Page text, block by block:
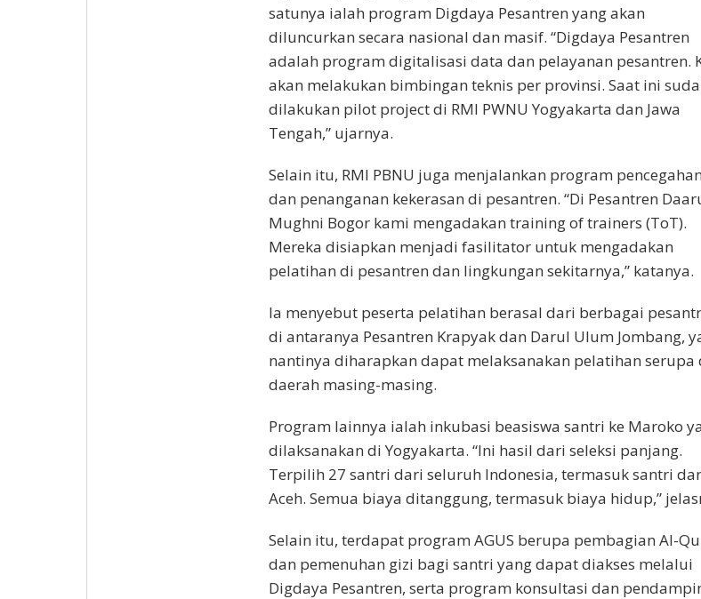
satunya ialah program Digdaya Pesantren yang akan
diluncurkan secara nasional dan masif. “Digdaya Pesantren
adalah program digitalisasi data dan pelayanan pesantren.
akan melakukan bimbingan teknis per provinsi. Saat ini
dilakukan pilot project di RMI PWNU Yogyakarta dan Jawa
Tengah,” ujarnya.
Selain itu, RMI PBNU juga menjalankan program pencegahan
dan penanganan kekerasan di pesantren. “Di Pesantren
Mughni Bogor kami mengadakan training of trainers (ToT).
Mereka disiapkan menjadi fasilitator untuk mengadakan
pelatihan di pesantren dan lingkungan sekitarnya,” katanya.
Ia menyebut peserta pelatihan berasal dari berbagai
di antaranya Pesantren Krapyak dan Darul Ulum Jombang,
nantinya diharapkan dapat melaksanakan pelatihan serupa
daerah masing-masing.
Program lainnya ialah inkubasi beasiswa santri ke Maroko
dilaksanakan di Yogyakarta. “Ini hasil dari seleksi panjang.
Terpilih 27 santri dari seluruh Indonesia, termasuk santri
Aceh. Semua biaya ditanggung, termasuk biaya hidup,”
Selain itu, terdapat program AGUS berupa pembagian Al-
dan pemenuhan gizi bagi santri yang dapat diakses melalui
Digdaya Pesantren, serta program konsultasi dan